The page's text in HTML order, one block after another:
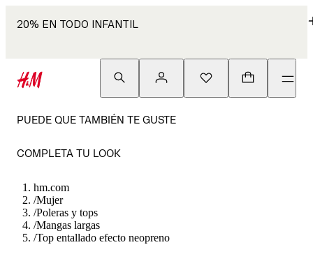
20% EN TODO INFANTIL
PUEDE QUE TAMBIÉN TE GUSTE
COMPLETA TU LOOK
hm.com
/Mujer
/Poleras y tops
/Mangas largas
/Top entallado efecto neopreno